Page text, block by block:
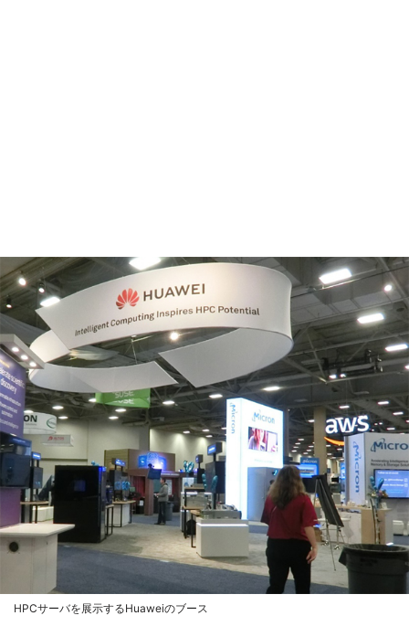
HPCサーバを展示するHuaweiのブース